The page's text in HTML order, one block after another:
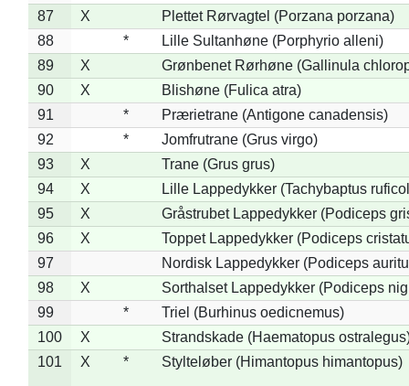
87
X
Plettet Rørvagtel (Porzana porzana)
88
*
Lille Sultanhøne (Porphyrio alleni)
89
X
Grønbenet Rørhøne (Gallinula
90
X
Blishøne (Fulica atra)
91
*
Prærietrane (Antigone canadensis)
92
*
Jomfrutrane (Grus virgo)
93
X
Trane (Grus grus)
94
X
Lille Lappedykker (Tachybaptus
95
X
Gråstrubet Lappedykker (Podiceps
96
X
Toppet Lappedykker (Podiceps
97
Nordisk Lappedykker (Podiceps
98
X
Sorthalset Lappedykker (Podiceps
99
*
Triel (Burhinus oedicnemus)
100
X
Strandskade (Haematopus
101
X * Stylteløber (Himantopus himantopus)